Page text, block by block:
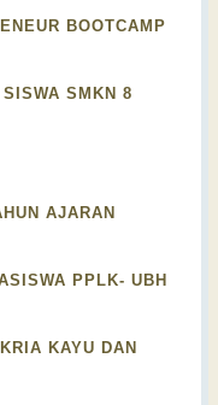
BOOTCAMP
SMKN 8
AJARAN
PPLK- UBH
KAYU DAN